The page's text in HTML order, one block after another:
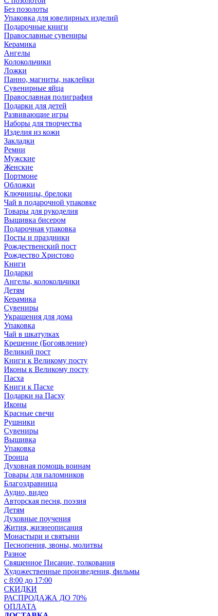
Без позолоты
Упаковка для ювелирных изделий
Подарочные книги
Православные сувениры
Керамика
Ангелы
Колокольчики
Ложки
Панно, магниты, наклейки
Сувенирные яйца
Православная полиграфия
Подарки для детей
Развивающие игры
Наборы для творчества
Изделия из кожи
Закладки
Ремни
Мужские
Женские
Портмоне
Обложки
Ключницы, брелоки
Чай в подарочной упаковке
Товары для рукоделия
Вышивка бисером
Подарочная упаковка
Посты и праздники
Рождественский пост
Рождество Христово
Книги
Подарки
Ангелы, колокольчики
Детям
Керамика
Сувениры
Украшения для дома
Упаковка
Чай в шкатулках
Крещение (Богоявление)
Великий пост
Книги к Великому посту
Иконы к Великому посту
Пасха
Книги к Пасхе
Подарки на Пасху
Иконы
Красные свечи
Рушники
Сувениры
Вышивка
Упаковка
Троица
Духовная помощь воинам
Товары для паломников
Благоздравница
Аудио, видео
Авторская песня, поэзия
Детям
Духовные поучения
Жития, жизнеописания
Монастыри и святыни
Песнопения, звоны, молитвы
Разное
Священное Писание, толкования
Художественные произведения, фильмы
с 8:00 до 17:00
СКИДКИ
РАСПРОДАЖА ДО 70%
ОПЛАТА